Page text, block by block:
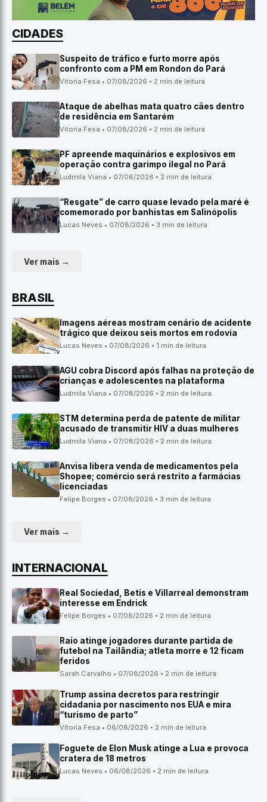
CIDADES
Suspeito de tráfico e furto morre após
confronto com a PM em Rondon do Pará
Vitoria Fesa • 07/08/2026 • 2 min de leitura
Ataque de abelhas mata quatro cães dentro
de residência em Santarém
Vitoria Fesa • 07/08/2026 • 2 min de leitura
PF apreende maquinários e explosivos em
operação contra garimpo ilegal no Pará
Ludmila Viana • 07/08/2026 • 2 min de leitura
“Resgate” de carro quase levado pela maré é
comemorado por banhistas em Salinópolis
Lucas Neves • 07/08/2026 • 3 min de leitura
Ver mais →
BRASIL
Imagens aéreas mostram cenário de acidente
trágico que deixou seis mortos em rodovia
Lucas Neves • 07/08/2026 • 1 min de leitura
AGU cobra Discord após falhas na proteção de
crianças e adolescentes na plataforma
Ludmila Viana • 07/08/2026 • 2 min de leitura
STM determina perda de patente de militar
acusado de transmitir HIV a duas mulheres
Ludmila Viana • 07/08/2026 • 2 min de leitura
Anvisa libera venda de medicamentos pela
Shopee; comércio será restrito a farmácias
licenciadas
Felipe Borges • 07/08/2026 • 3 min de leitura
Ver mais →
INTERNACIONAL
Real Sociedad, Betis e Villarreal demonstram
interesse em Endrick
Felipe Borges • 07/08/2026 • 2 min de leitura
Raio atinge jogadores durante partida de
futebol na Tailândia; atleta morre e 12 ficam
feridos
Sarah Carvalho • 07/08/2026 • 2 min de leitura
Trump assina decretos para restringir
cidadania por nascimento nos EUA e mira
“turismo de parto”
Vitoria Fesa • 06/08/2026 • 2 min de leitura
Foguete de Elon Musk atinge a Lua e provoca
cratera de 18 metros
Lucas Neves • 06/08/2026 • 2 min de leitura